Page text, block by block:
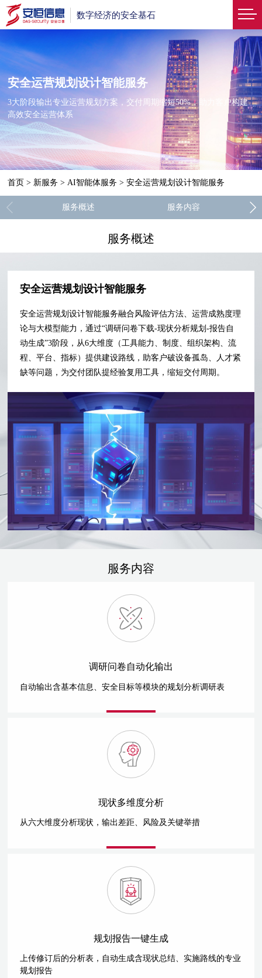
数字经济的安全基石
安全运营规划设计智能服务
3大阶段输出专业运营规划方案，交付周期缩短50%，助力客户构建
高效安全运营体系
首页 > 新服务 >AI智能体服务 >安全运营规划设计智能服务
服务概述 服务内容
服务概述
安全运营规划设计智能服务
安全运营规划设计智能服务融合风险评估方法、运营成熟度理
论与大模型能力，通过“调研问卷下载-现状分析规划-报告自
动生成”3阶段，从6大维度（工具能力、制度、组织架构、流
程、平台、指标）提供建设路线，助客户破设备孤岛、人才紧
缺等问题，为交付团队提经验复用工具，缩短交付周期。
服务内容
调研问卷自动化输出
自动输出含基本信息、安全目标等模块的规划分析调研表
现状多维度分析
从六大维度分析现状，输出差距、风险及关键举措
规划报告一键生成
上传修订后的分析表，自动生成含现状总结、实施路线的专业
规划报告